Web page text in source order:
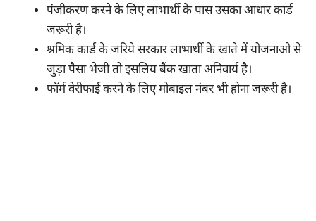
पंजीकरण करने के लिए लाभार्थी के पास उसका आधार कार्ड
जरूरी है।
श्रमिक कार्ड के जरिये सरकार लाभार्थी के खाते में योजनाओ से
जुड़ा पैसा भेजी तो इसलिय बैंक खाता अनिवार्य है।
फॉर्म वेरीफाई करने के लिए मोबाइल नंबर भी होना जरूरी है।